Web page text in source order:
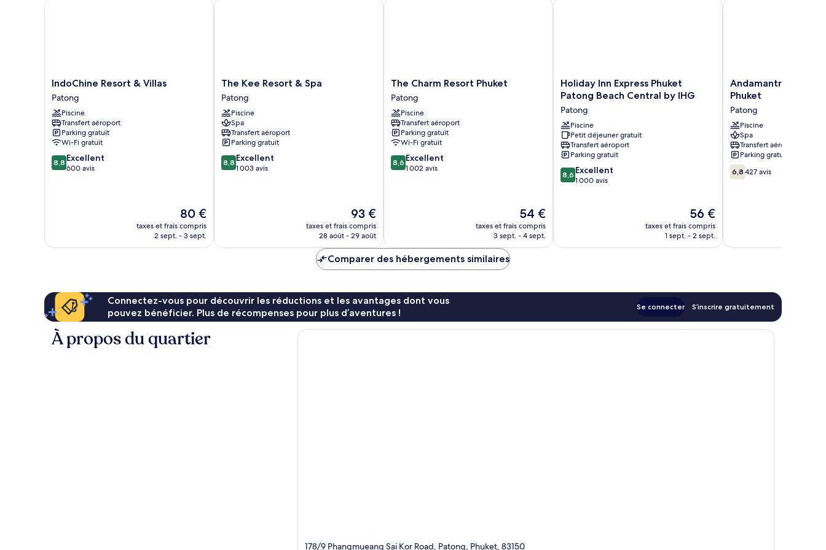
IndoChine
Resort
&
Villas
Patong
IndoChine Resort & Villas
Patong
Piscine
Transfert aéroport
Parking gratuit
Wi-Fi gratuit
8.8
sur
8,8 Excellent
600 avis
Le
nouveau
prix
80 €
taxes et frais compris
2 sept. - 3 sept.
IndoChine Resort & Villas
The
Kee
Resort
&
Spa
Patong
The Kee Resort & Spa
Patong
Piscine
Spa
Transfert aéroport
Parking gratuit
8.8
sur
8,8 Excellent
1 003 avis
Le
nouveau
prix
de
93 €
93 €
taxes et frais compris
28 août - 29 août
The Kee Resort & Spa
The
Charm
Resort
Phuket
Patong
The Charm Resort Phuket
Patong
Piscine
Transfert aéroport
Parking gratuit
Wi-Fi gratuit
8.6
sur
8,6 Excellent
1 002 avis
Le
nouveau
prix
54 €
taxes et frais compris
3 sept. - 4 sept.
The Charm Resort Phuket
Holiday
Inn
Express
Phuket
Patong
Beach
Central
by
IHG
Patong
Holiday Inn Express Phuket
Patong Beach Central by IHG
Patong
Piscine
Petit déjeuner gratuit
Transfert aéroport
Parking gratuit
8.6
sur
8,6 Excellent
1 000 avis
Le
nouveau
prix
56 €
taxes et frais compris
1 sept. - 2 sept.
Holiday Inn Express Phuket Patong Beach Central by IHG
Andamantra
Resort
Villa
Phuket
Patong
Andamantra Resort
Phuket
Patong
Piscine
Spa
Transfert aéroport
Parking gratuit
6.8
sur
6,8 427 avis
Andamantra Resort
Comparer des hébergements similaires
Connectez-vous pour découvrir les réductions et les avantages dont vous
pouvez bénéficier. Plus de récompenses pour plus d’aventures !
Se connecter S’inscrire gratuitement
À propos du quartier
178/9 Phangmueang Sai Kor Road, Patong, Phuket, 83150